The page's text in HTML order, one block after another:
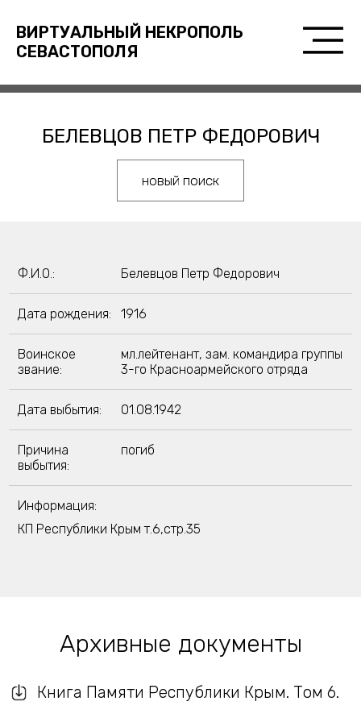
ВИРТУАЛЬНЫЙ НЕКРОПОЛЬ
СЕВАСТОПОЛЯ
БЕЛЕВЦОВ ПЕТР ФЕДОРОВИЧ
новый поиск
Ф.И.О.: Белевцов Петр Федорович
Дата рождения: 1916
Воинское
звание:
мл.лейтенант, зам. командира группы
3-го Красноармейского отряда
Дата выбытия: 01.08.1942
Причина
выбытия:
погиб
Информация:
КП Республики Крым т.6,стр.35
Архивные документы
Книга Памяти Республики Крым. Том 6.